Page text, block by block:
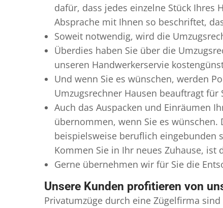
dafür, dass jedes einzelne Stück
Absprache mit Ihnen so beschriftet,
Soweit notwendig, wird die
Überdies haben Sie über die
unseren Handwerkerservie
Und wenn Sie es wünschen, werden
Umzugsrechner Hausen beauftragt
Auch das Auspacken und Einräumen
übernommen, wenn Sie es
beispielsweise beruflich eingebunden
Kommen Sie in Ihr neues Zuhause,
Gerne übernehmen wir für Sie die
Unsere Kunden profitieren von
Privatumzüge durch eine Zügelfirma